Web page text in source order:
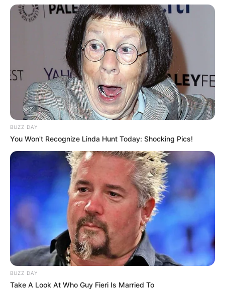
BUZZ DAY
You Won't Recognize Linda Hunt Today: Shocking Pics!
BUZZ DAY
Take A Look At Who Guy Fieri Is Married To